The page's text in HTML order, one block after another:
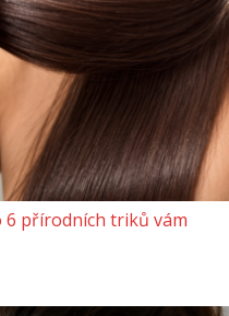
6 přírodních triků vám